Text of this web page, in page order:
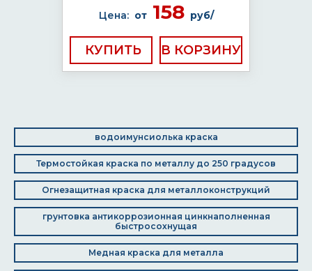
Цена: от158 руб/
КУПИТЬ
водоимунсиолька краска
Термостойкая краска по металлу до 250 градусов
Огнезащитная краска для металлоконструкций
грунтовка антикоррозионная цинкнаполненная
быстросохнущая
Медная краска для металла